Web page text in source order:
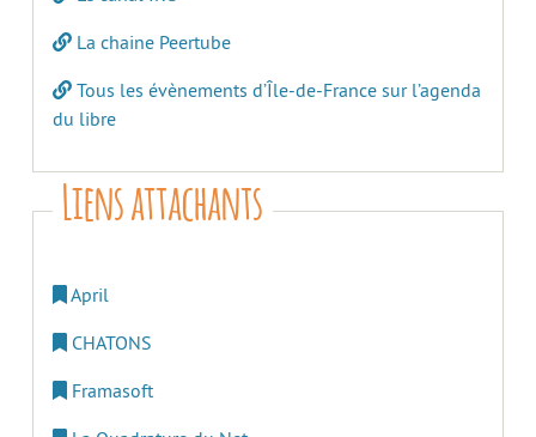
La chaine Peertube
Tous les évènements d’Île-de-France sur l’agenda
du libre
Liens attachants
April
CHATONS
Framasoft